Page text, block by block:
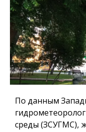
По данным
среды (ЗСУГМС),